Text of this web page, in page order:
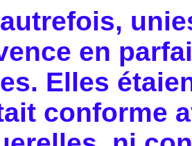
en
Elles
conforme